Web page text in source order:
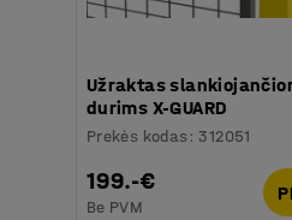
Užraktas
durims X-GUARD
Prekės kodas :312051
199.-€
Be PVM